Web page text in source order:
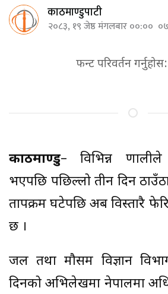
काठमाण्डुपाटी
२०८३, १९ जेष्ठ मंगलबार ००:००
फन्ट परिवर्तन गर्नुहोस:
काठमाण्डु– विभिन्न
भएपछि पछिल्लो तीन दिन
तापक्रम घटेपछि अब विस्तारै
छ ।
जल तथा मौसम विज्ञान
दिनको अभिलेखमा नेपालमा